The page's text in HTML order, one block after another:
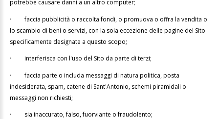
potrebbe causare danni a un altro computer;
·faccia pubblicità o raccolta fondi, o promuova o offra la vendita o
lo scambio di beni o servizi, con la sola eccezione delle pagine del Sito
specificamente designate a questo scopo;
· interferisca con l'uso del Sito da parte di terzi;
·faccia parte o includa messaggi di natura politica, posta
indesiderata, spam, catene di Sant'Antonio, schemi piramidali o
messaggi non richiesti;
· sia inaccurato, falso, fuorviante o fraudolento;